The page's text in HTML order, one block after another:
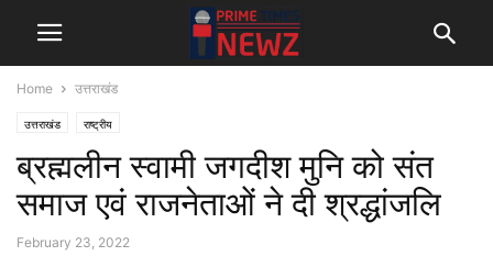
Home उत्तराखंड
उत्तराखंड राष्ट्रीय
ब्रह्मलीन स्वामी जगदीश मुनि को संत
समाज एवं राजनेताओं ने दी श्रद्धांजलि
February 23, 2022